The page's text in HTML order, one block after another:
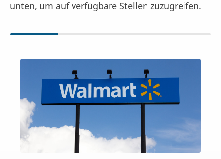
unten, um auf verfügbare Stellen zuzugreifen.